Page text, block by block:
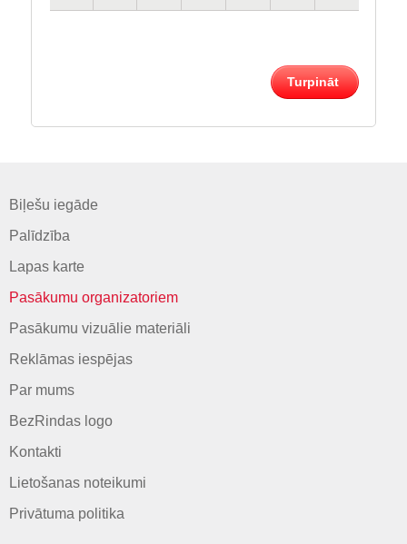
Turpināt
Biļešu iegāde
Palīdzība
Lapas karte
Pasākumu organizatoriem
Pasākumu vizuālie materiāli
Reklāmas iespējas
Par mums
BezRindas logo
Kontakti
Lietošanas noteikumi
Privātuma politika